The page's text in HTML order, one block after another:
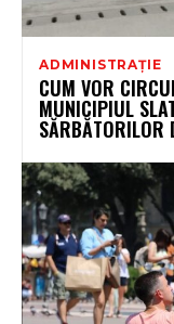
ADMINISTRAȚIE
CUM VOR
MUNICIPIUL
SĂRBĂTORILOR